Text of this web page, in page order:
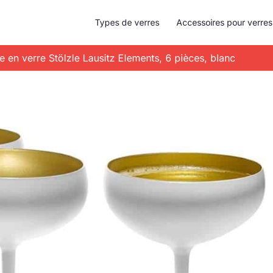
Types de verres Accessoires pour verres
en verre Stölzle Lausitz Elements, 6 pièces, blanc